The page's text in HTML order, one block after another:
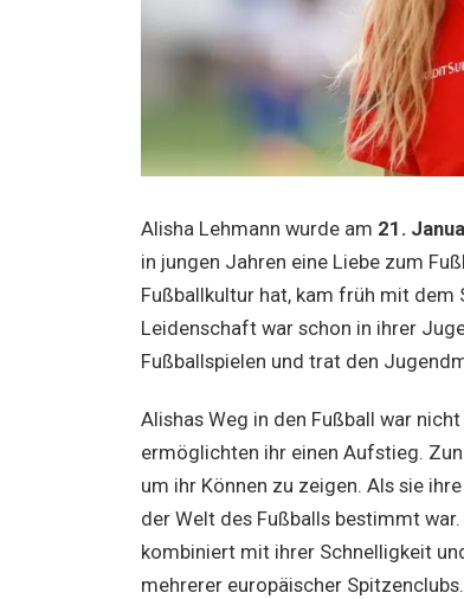
Alisha Lehmann wurde am 21.
in jungen Jahren eine Liebe zum
Fußballkultur hat, kam früh mit dem
Leidenschaft war schon in ihrer
Fußballspielen und trat den
Alishas Weg in den Fußball war
ermöglichten ihr einen Aufstieg.
um ihr Können zu zeigen. Als sie
der Welt des Fußballs bestimmt
kombiniert mit ihrer Schnelligkeit
mehrerer europäischer Spitzenclubs.